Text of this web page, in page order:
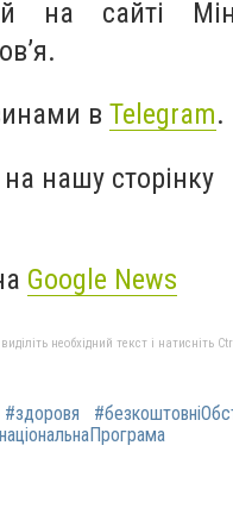
на сайті
в Telegram.
нашу сторінку
Google News
необхідний текст і натисніть
#здоровя